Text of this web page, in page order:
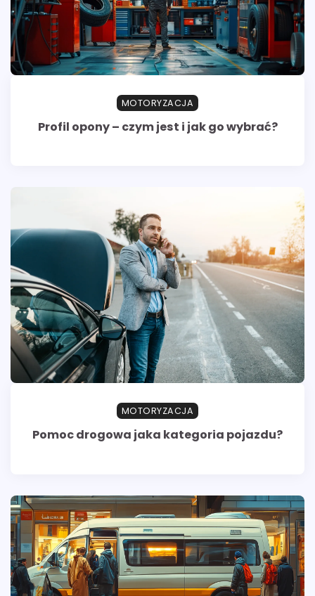
MOTORYZACJA
Profil opony – czym jest i jak go wybrać?
MOTORYZACJA
Pomoc drogowa jaka kategoria pojazdu?